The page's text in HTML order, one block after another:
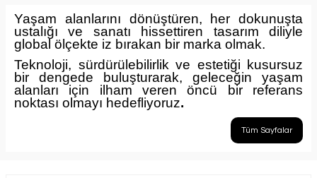
Yaşam alanlarını dönüştüren, her dokunuşta
ustalığı ve sanatı hissettiren tasarım diliyle
global ölçekte iz bırakan bir marka olmak.
Teknoloji, sürdürülebilirlik ve estetiği kusursuz
bir dengede buluşturarak, geleceğin yaşam
alanları için ilham veren öncü bir referans
noktası olmayı hedefliyoruz.
Tüm Sayfalar